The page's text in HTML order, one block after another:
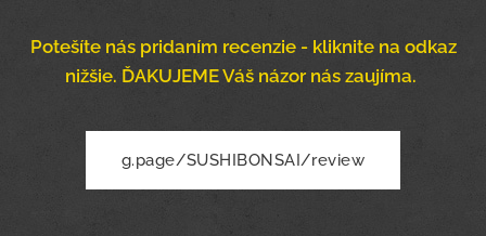
Potešíte nás pridaním recenzie - kliknite na odkaz
nižšie. ĎAKUJEME Váš názor nás zaujíma.
g.page/SUSHIBONSAI/review